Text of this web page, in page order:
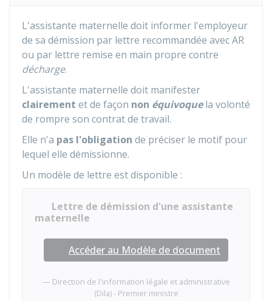
L'assistante maternelle doit informer l'employeur
de sa démission par lettre recommandée avecAR
ou par lettre remise en main propre contre
décharge.
L'assistante maternelle doit manifester
clairement et de façon non équivoquela volonté
de rompre son contrat de travail.
Elle n'a pas l'obligation de préciser le motif pour
lequel elle démissionne.
Un modèle de lettre est disponible :
Lettre de démission d'une assistante
maternelle
Accéder au Modèle de document
Direction de l'information légale et administrative
(Dila) - Premier ministre